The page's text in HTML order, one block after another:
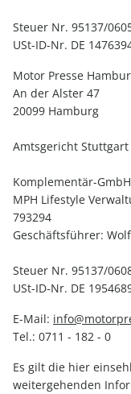
Steuer Nr. 95137/
USt-ID-Nr. DE
Motor Presse
An der Alster 47
20099 Hamburg
Amtsgericht Stuttgart
Komplementär-
MPH Lifestyle
793294
Geschäftsführer:
Steuer Nr. 95137/
USt-ID-Nr. DE
E-Mail:
Tel.: 0711 - 182 - 0
Es gilt die hier
weitergehenden